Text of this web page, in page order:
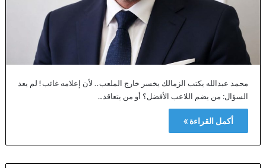
محمد عبدالله يكتب الزمالك يخسر خارج الملعب.. لأن إعلامه غائب! لم يعد
السؤال: من يضم اللاعب الأفضل؟ أو من يتعاقد…
أكمل القراءة »